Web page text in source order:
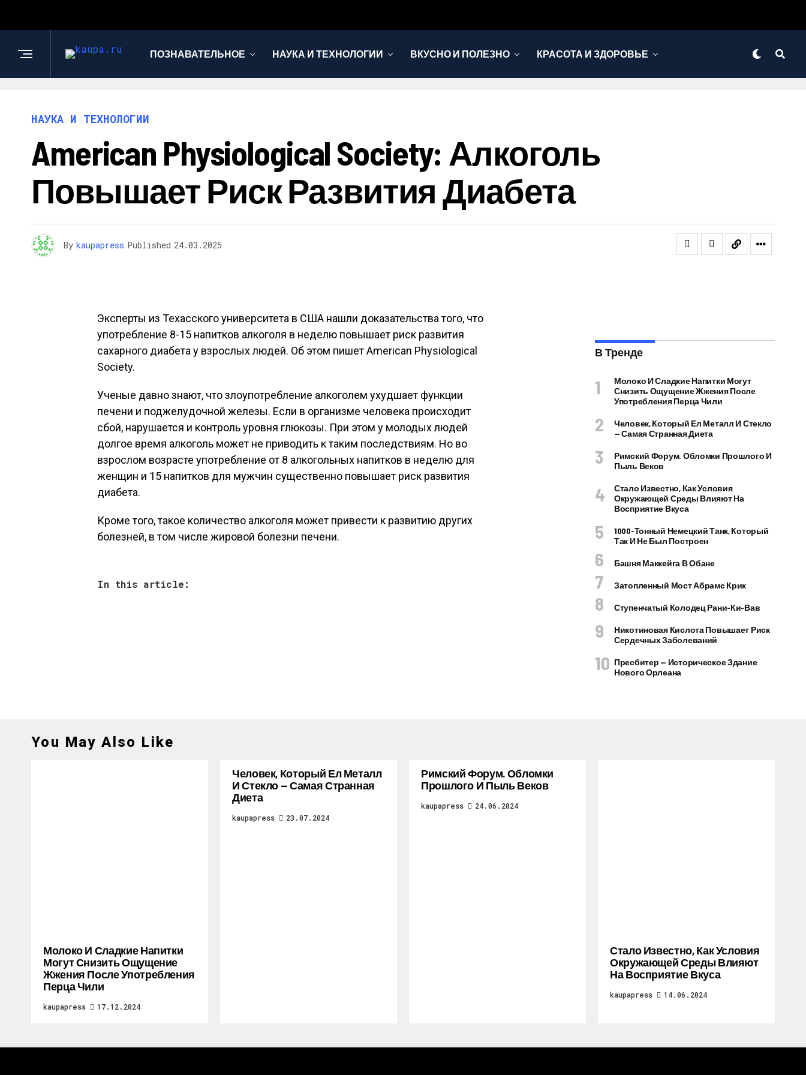
ПОЗНАВАТЕЛЬНОЕ НАУКА И ТЕХНОЛОГИИ ВКУСНО И ПОЛЕЗНО КРАСОТА И ЗДОРОВЬЕ
НАУКА И ТЕХНОЛОГИИ
American Physiological Society: Алкоголь
Повышает Риск Развития Диабета
By kaupapress Published 24.03.2025
Эксперты из Техасского университета в США нашли доказательства того, что
употребление 8-15 напитков алкоголя в неделю повышает риск развития
сахарного диабета у взрослых людей. Об этом пишет American Physiological
Society.
Ученые давно знают, что злоупотребление алкоголем ухудшает функции
печени и поджелудочной железы. Если в организме человека происходит
сбой, нарушается и контроль уровня глюкозы. При этом у молодых людей
долгое время алкоголь может не приводить к таким последствиям. Но во
взрослом возрасте употребление от 8 алкогольных напитков в неделю для
женщин и 15 напитков для мужчин существенно повышает риск развития
диабета.
Кроме того, такое количество алкоголя может привести к развитию других
болезней, в том числе жировой болезни печени.
In this article:
В Тренде
Молоко И Сладкие Напитки Могут
Снизить Ощущение Жжения После
Употребления Перца Чили
Человек, Который Ел Металл И Стекло
— Самая Странная Диета
Римский Форум. Обломки Прошлого И
Пыль Веков
Стало Известно, Как Условия
Окружающей Среды Влияют На
Восприятие Вкуса
1000-Тонный Немецкий Танк, Который
Так И Не Был Построен
Башня Маккейга В Обане
Затопленный Мост Абрамс Крик
Ступенчатый Колодец Рани-Ки-Вав
Никотиновая Кислота Повышает Риск
Сердечных Заболеваний
Пресбитер — Историческое Здание
Нового Орлеана
You May Also Like
Молоко И Сладкие Напитки
Могут Снизить Ощущение
Жжения После Употребления
Перца Чили
kaupapress 17.12.2024
Человек, Который Ел Металл
И Стекло — Самая Странная
Диета
kaupapress 23.07.2024
Римский Форум. Обломки
Прошлого И Пыль Веков
kaupapress 24.06.2024
Стало Известно, Как Условия
Окружающей Среды Влияют
На Восприятие Вкуса
kaupapress 14.06.2024